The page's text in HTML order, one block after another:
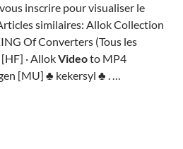
inscrire pour visualiser le
similaires: Allok Collection
Of Converters (Tous les
· AllokVideoto MP4
[MU] ♣ kekersyl ♣ . …